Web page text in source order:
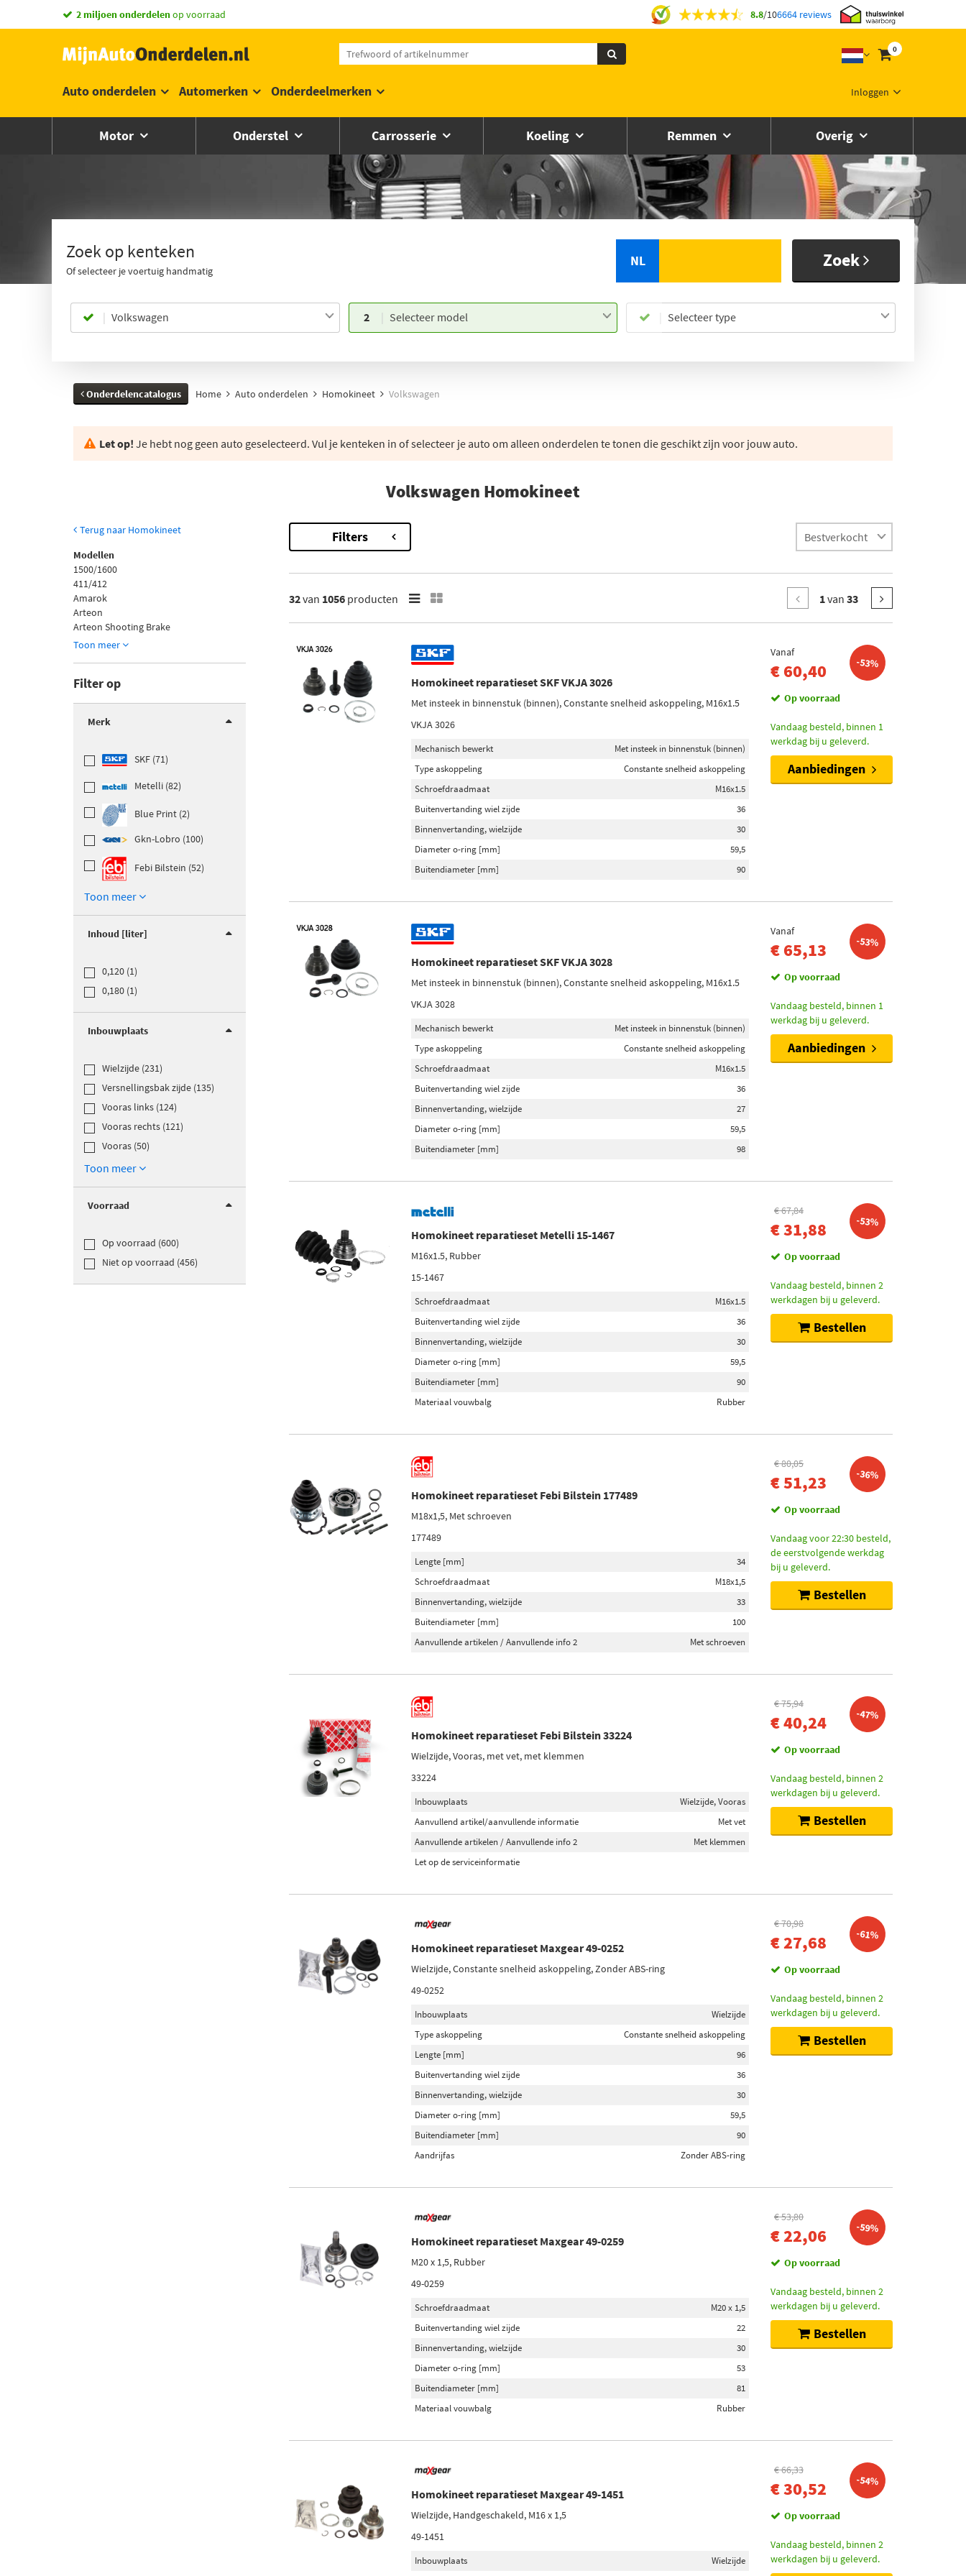
vandaag besteld,morgen in huis * 8.8/106664 reviews
0
Inloggen
Auto onderdelen Automerken Onderdeelmerken
Motor Onderstel Carrosserie Koeling Remmen Overig
Zoek op kenteken
Of selecteer je voertuig handmatig
NL Zoek
Volkswagen 2 Selecteer model Selecteer type
Onderdelencatalogus Home Auto onderdelen Homokineet Volkswagen
Let op! Je hebt nog geen auto geselecteerd. Vul je kenteken in of selecteer je auto om alleen onderdelen te tonen die geschikt zijn voor jouw auto.
Volkswagen Homokineet
Terug naar Homokineet
Modellen
1500/1600
411/412
Amarok
Arteon
Arteon Shooting Brake
Toon meer
Filter op
Merk
SKF (71)
Metelli (82)
Blue Print (2)
Gkn-Lobro (100)
Febi Bilstein (52)
Toon meer
Inhoud [liter]
0,120 (1)
0,180 (1)
Inbouwplaats
Wielzijde (231)
Versnellingsbak zijde (135)
Vooras links (124)
Vooras rechts (121)
Vooras (50)
Toon meer
Voorraad
Op voorraad (600)
Niet op voorraad (456)
Filters
32van 1056 producten 1van 33
Homokineet reparatieset SKF VKJA 3026
Met insteek in binnenstuk (binnen), Constante snelheid askoppeling, M16x1.5
VKJA 3026
Mechanisch bewerkt
Met insteek in binnenstuk (binnen)
Type askoppeling
Constante snelheid askoppeling
Schroefdraadmaat
M16x1.5
Buitenvertanding wiel zijde
36
Binnenvertanding, wielzijde
30
Diameter o-ring [mm]
59,5
Buitendiameter [mm]
90
Vanaf
€ 60,40 -53%
Op voorraad
Vandaag besteld, binnen 1
werkdag bij u geleverd.
Aanbiedingen
Homokineet reparatieset SKF VKJA 3028
Met insteek in binnenstuk (binnen), Constante snelheid askoppeling, M16x1.5
VKJA 3028
Mechanisch bewerkt
Met insteek in binnenstuk (binnen)
Type askoppeling
Constante snelheid askoppeling
Schroefdraadmaat
M16x1.5
Buitenvertanding wiel zijde
36
Binnenvertanding, wielzijde
27
Diameter o-ring [mm]
59,5
Buitendiameter [mm]
98
Vanaf
€ 65,13 -53%
Op voorraad
Vandaag besteld, binnen 1
werkdag bij u geleverd.
Aanbiedingen
Homokineet reparatieset Metelli 15-1467
M16x1.5, Rubber
15-1467
Schroefdraadmaat
M16x1.5
Buitenvertanding wiel zijde
36
Binnenvertanding, wielzijde
30
Diameter o-ring [mm]
59,5
Buitendiameter [mm]
90
Materiaal vouwbalg
Rubber
€ 67,84
€ 31,88 -53%
Op voorraad
Vandaag besteld, binnen 2
werkdagen bij u geleverd.
Bestellen
Homokineet reparatieset Febi Bilstein 177489
M18x1,5, Met schroeven
177489
Lengte [mm]
34
Schroefdraadmaat
M18x1,5
Binnenvertanding, wielzijde
33
Buitendiameter [mm]
100
Aanvullende artikelen / Aanvullende info 2
Met schroeven
€ 80,05
€ 51,23 -36%
Op voorraad
Vandaag voor 22:30 besteld,
de eerstvolgende werkdag
bij u geleverd.
Bestellen
Homokineet reparatieset Febi Bilstein 33224
Wielzijde, Vooras, met vet, met klemmen
33224
Inbouwplaats
Wielzijde, Vooras
Aanvullend artikel/aanvullende informatie
Met vet
Aanvullende artikelen / Aanvullende info 2
Met klemmen
Let op de serviceinformatie
€ 75,94
€ 40,24 -47%
Op voorraad
Vandaag besteld, binnen 2
werkdagen bij u geleverd.
Bestellen
Homokineet reparatieset Maxgear 49-0252
Wielzijde, Constante snelheid askoppeling, Zonder ABS-ring
49-0252
Inbouwplaats
Wielzijde
Type askoppeling
Constante snelheid askoppeling
Lengte [mm]
96
Buitenvertanding wiel zijde
36
Binnenvertanding, wielzijde
30
Diameter o-ring [mm]
59,5
Buitendiameter [mm]
90
Aandrijfas
Zonder ABS-ring
€ 70,98
€ 27,68 -61%
Op voorraad
Vandaag besteld, binnen 2
werkdagen bij u geleverd.
Bestellen
Homokineet reparatieset Maxgear 49-0259
M20 x 1,5, Rubber
49-0259
Schroefdraadmaat
M20 x 1,5
Buitenvertanding wiel zijde
22
Binnenvertanding, wielzijde
30
Diameter o-ring [mm]
53
Buitendiameter [mm]
81
Materiaal vouwbalg
Rubber
€ 53,80
€ 22,06 -59%
Op voorraad
Vandaag besteld, binnen 2
werkdagen bij u geleverd.
Bestellen
Homokineet reparatieset Maxgear 49-1451
Wielzijde, Handgeschakeld, M16 x 1,5
49-1451
Inbouwplaats
Wielzijde
€ 66,33
€ 30,52 -54%
Op voorraad
Vandaag besteld, binnen 2
werkdagen bij u geleverd.